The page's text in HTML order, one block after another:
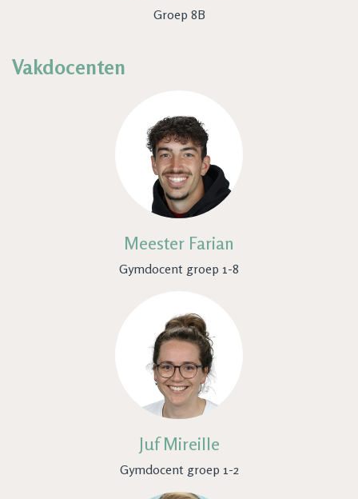
Groep 8B
Vakdocenten
Meester Farian
Gymdocent groep 1-8
Juf Mireille
Gymdocent groep 1-2